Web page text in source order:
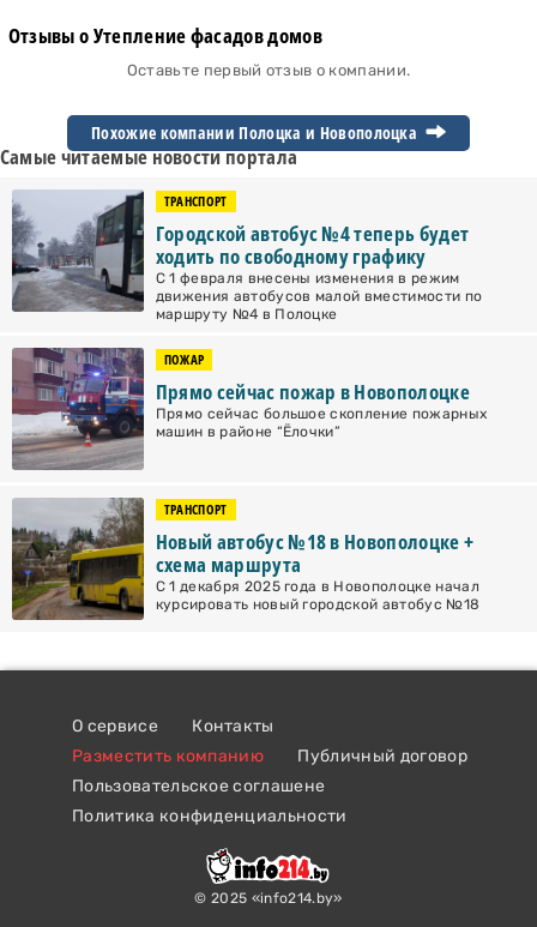
Отзывы о Утепление фасадов домов
Оставьте первый отзыв о компании.
Похожие компании Полоцка и Новополоцка
Самые читаемые новости портала
ТРАНСПОРТ
Городской автобус №4 теперь будет
ходить по свободному графику
С 1 февраля внесены изменения в режим
движения автобусов малой вместимости по
маршруту №4 в Полоцке
ПОЖАР
Прямо сейчас пожар в Новополоцке
Прямо сейчас большое скопление пожарных
машин в районе “Ёлочки”
ТРАНСПОРТ
Новый автобус №18 в Новополоцке +
схема маршрута
С 1 декабря 2025 года в Новополоцке начал
курсировать новый городской автобус №18
О сервисе
Контакты
Разместить компанию
Публичный договор
Пользовательское соглашене
Политика конфиденциальности
© 2025 «info214.by»